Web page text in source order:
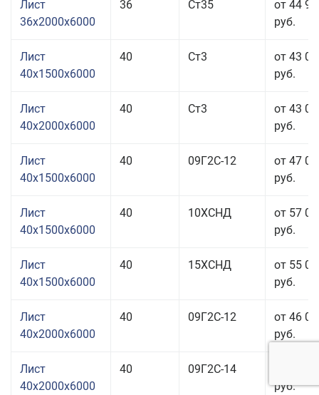
Лист
36x2000x6000
36 Ст35
от 44
руб.
Лист
40x1500x6000
40 Ст3
от 43
руб.
Лист
40x2000x6000
40 Ст3
от 43
руб.
Лист
40x1500x6000
40 09Г2С-12
от 47
руб.
Лист
40x1500x6000
40 10ХСНД
от 57
руб.
Лист
40x1500x6000
40 15ХСНД
от 55
руб.
Лист
40x2000x6000
40 09Г2С-12
от 46
руб.
Лист
40x2000x6000
40 09Г2С-14
руб.